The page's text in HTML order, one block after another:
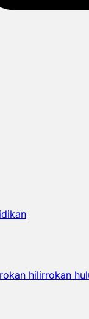
rokan hilirrokan